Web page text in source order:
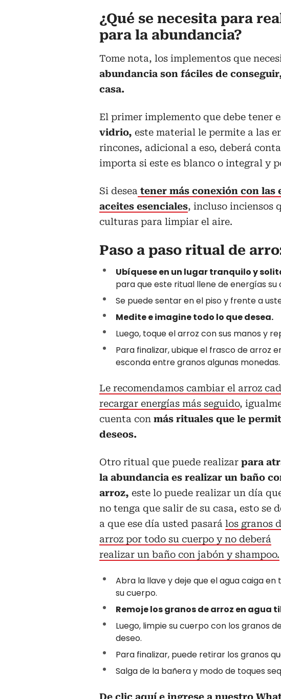
¿Qué se necesita para
para la abundancia?
Tome nota, los implementos que
abundancia son fáciles de
casa.
El primer implemento que debe tener
vidrio, este material le permite a las
rincones, adicional a eso, deberá
importa si este es blanco o integral y
Si desea tener más conexión con las
aceites esenciales, incluso inciensos
culturas para limpiar el aire.
Paso a paso ritual de
Ubíquese en un lugar tranquilo y
para que este ritual llene de energías su
Se puede sentar en el piso y frente a
Medite e imagine todo lo que desea.
Luego, toque el arroz con sus manos y
Para finalizar, ubique el frasco de arroz
esconda entre granos algunas monedas.
Le recomendamos cambiar el arroz
recargar energías más seguido,
cuenta con más rituales que le
deseos.
Otro ritual que puede realizar para
la abundancia es realizar un baño
arroz, este lo puede realizar un día
no tenga que salir de su casa, esto se
a que ese día usted pasará los granos
arroz por todo su cuerpo y no deberá
realizar un baño con jabón y shampoo.
Abra la llave y deje que el agua caiga en
su cuerpo.
Remoje los granos de arroz en agua
Luego, limpie su cuerpo con los granos
deseo.
Para finalizar, puede retirar los granos
Salga de la bañera y modo de toques
De clic aquí e ingrese a nuestro